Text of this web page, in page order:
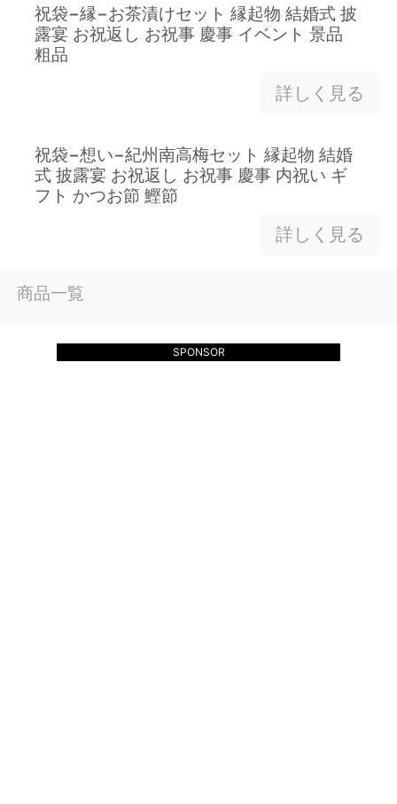
祝袋−縁−お茶漬けセット 縁起物 結婚式 披
露宴 お祝返し お祝事 慶事 イベント 景品
粗品
詳しく見る
祝袋−想い−紀州南高梅セット 縁起物 結婚
式 披露宴 お祝返し お祝事 慶事 内祝い ギ
フト かつお節 鰹節
詳しく見る
商品一覧
SPONSOR